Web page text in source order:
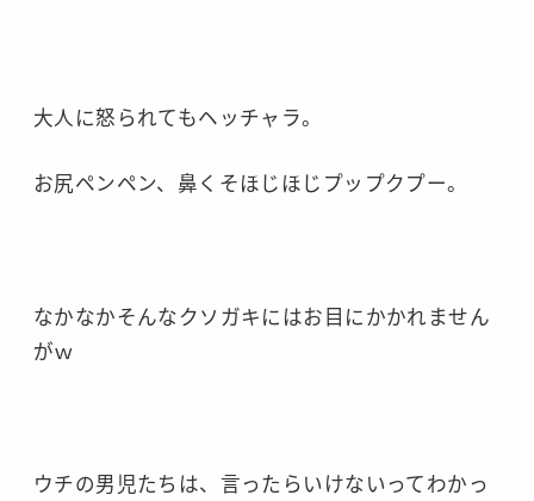
大人に怒られてもヘッチャラ。
お尻ペンペン、鼻くそほじほじプップクプー。
なかなかそんなクソガキにはお目にかかれません
がｗ
ウチの男児たちは、言ったらいけないってわかっ